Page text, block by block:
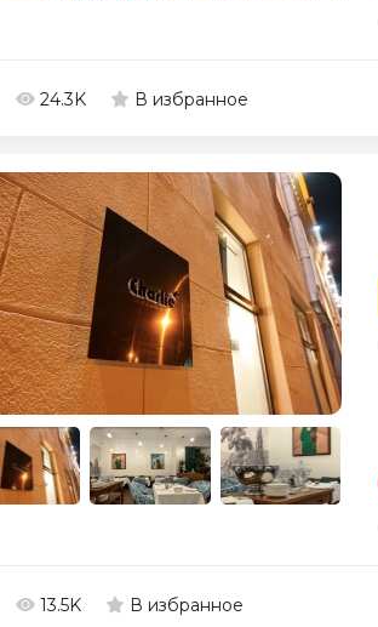
24.3K В избранное
13.5K В избранное